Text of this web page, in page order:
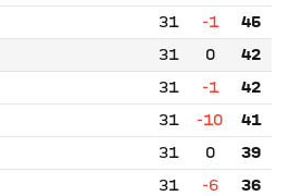
31 -1
45
31 0
42
31 -1
42
31 -10
41
31 0
39
31 -6
36